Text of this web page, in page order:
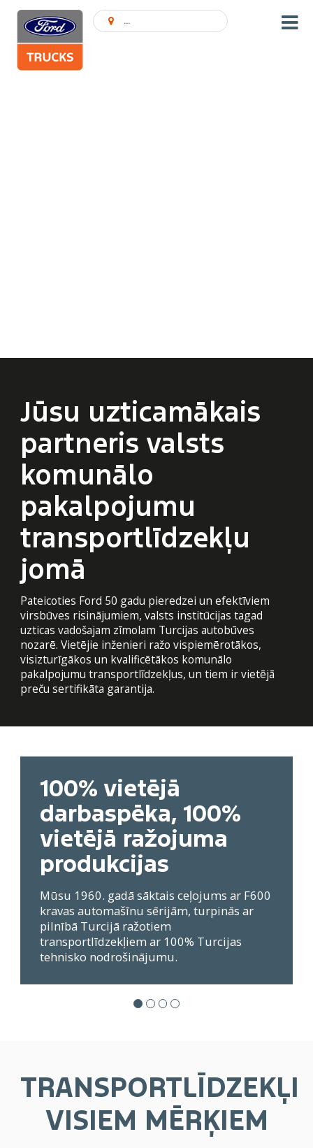
Atrast pārstāvniecību
Jūsu uzticamākais
partneris valsts
komunālo
pakalpojumu
transportlīdzekļu
jomā
Pateicoties Ford 50 gadu pieredzei un efektīviem
virsbūves risinājumiem, valsts institūcijas tagad
uzticas vadošajam zīmolam Turcijas autobūves
nozarē. Vietējie inženieri ražo vispiemērotākos,
visizturīgākos un kvalificētākos komunālo
pakalpojumu transportlīdzekļus, un tiem ir vietējā
preču sertifikāta garantija.
100% vietējā
darbaspēka, 100%
vietējā ražojuma
produkcijas
Mūsu 1960. gadā sāktais ceļojums ar F600
kravas automašīnu sērijām, turpinās ar
pilnībā Turcijā ražotiem
transportlīdzekļiem ar 100% Turcijas
tehnisko nodrošinājumu.
TRANSPORTLĪDZEKĻI
VISIEM MĒRĶIEM